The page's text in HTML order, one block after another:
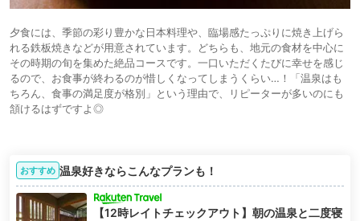
夕食には、季節の彩り豊かな日本料理や、臨場感たっぷりに焼き上げら
れる鉄板焼きなどが用意されています。どちらも、地元の食材を中心に
その時期の旬を集めた絶品コースです。一口いただくたびに幸せを感じ
るので、お食事が終わるのが惜しくなってしまうくらい…！「温泉はも
ちろん、食事の満足度が格別」という理由で、リピーターが多いのにも
頷けるはずですよ◎
おすすめ 温泉好きならこんなプランも！
【12時レイトチェックアウト】朝の温泉と二度寝